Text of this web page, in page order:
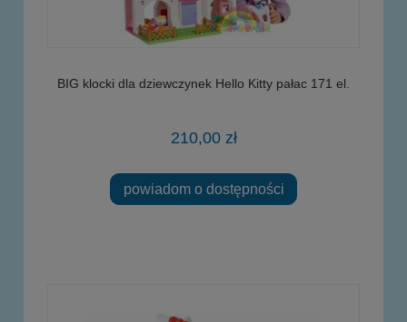
BIG klocki dla dziewczynek Hello Kitty pałac 171 el.
210,00 zł
powiadom o dostępności